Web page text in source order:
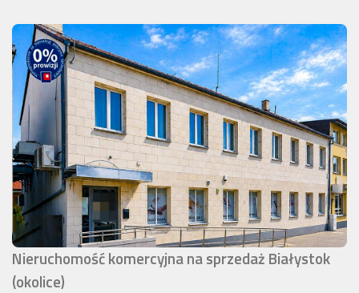
Nieruchomość komercyjna na sprzedaż Białystok
(okolice)